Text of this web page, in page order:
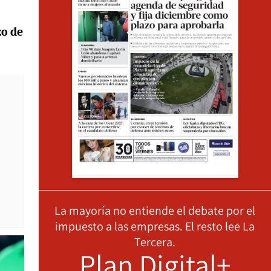
de
La mayoría no entiende el debate por el
impuesto a las empresas. El resto lee La
Tercera.